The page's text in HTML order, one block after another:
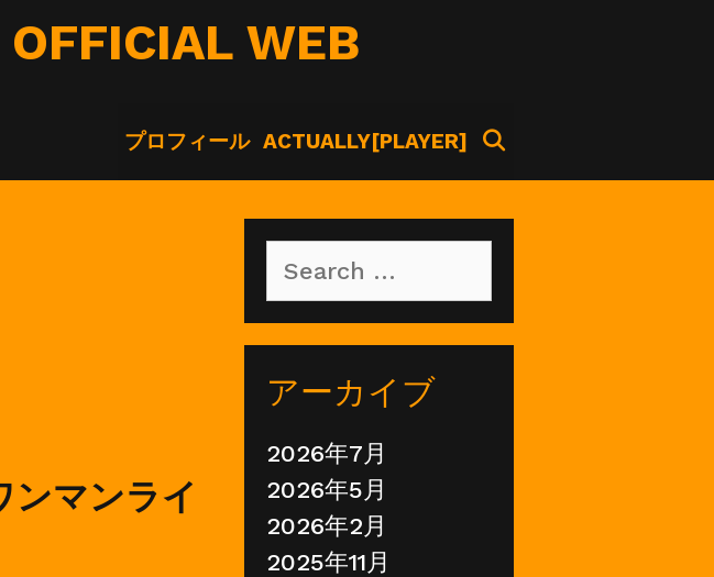
WEB
プロフィール ACTUALLY[PLAYER]
マンライ
for:
アーカイブ
2026年7月
2026年5月
2026年2月
2025年11月